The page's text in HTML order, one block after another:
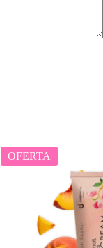
OFERTA